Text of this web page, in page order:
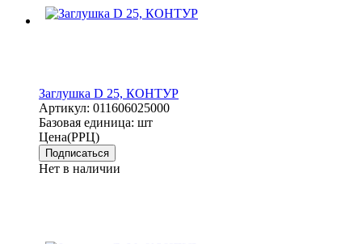
Заглушка D 25, КОНТУР
Артикул: 011606025000
Базовая единица: шт
Цена(РРЦ)
Подписаться
Нет в наличии